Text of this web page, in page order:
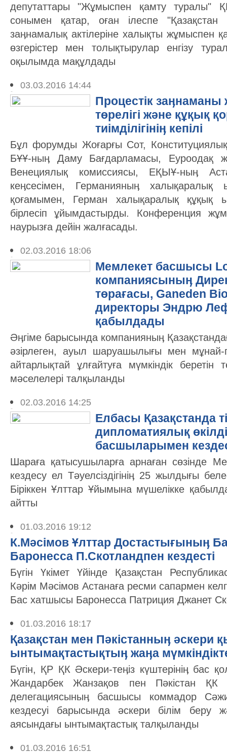
депутаттары "Жұмыспен қамту туралы"
сонымен қатар, оған ілеспе "Қазақстан
заӊнамалық актiлерiне халықты жұмыспен
өзгерiстер мен толықтырулар енгiзу
оқылымда мақұлдады
03.03.2016 14:44
Процестік заӊнаманы
төрелігі және құқық
тиімділігініӊ кепілі
Бұл форумды Жоғарғы Сот,
БҰҰ-ныӊ Даму Бағдарламасы, Еуроодақ
Венециялық комиссиясы, ЕҚЫҰ-ныӊ
кеӊсесімен, Германияныӊ халықаралық
қоғамымен, Герман халықаралық құқық
бірлесіп ұйымдастырды. Конференция
наурызға дейін жалғасады.
02.03.2016 18:06
Мемлекет басшысы
компаниясыныӊ
төрағасы, Ganeden
директоры Эндрю
қабылдады
Әӊгіме барысында компанияныӊ
әзірлеген, ауыл шаруашылығы мен мұнай-
айтарлықтай ұлғайтуға мүмкіндік беретін
мәселелері талқыланды
02.03.2016 14:25
Елбасы Қазақстанда
дипломатиялық
басшыларымен
Шараға қатысушыларға арнаған сөзінде
кездесу ел Тәуелсіздігініӊ 25 жылдығы
Біріккен Ұлттар Ұйымына мүшелікке
айтты
01.03.2016 19:12
К.Мәсімов Ұлттар Достастығыныӊ
Баронесса П.Скотландпен кездесті
Бүгін Үкімет Үйінде Қазақстан
Кәрім Мәсімов Астанаға ресми сапармен
Бас хатшысы Баронесса Патриция Джанет
01.03.2016 18:17
Қазақстан мен Пәкістанныӊ әскери
ынтымақтастықтыӊ жаӊа
Бүгін, ҚР ҚК Әскери-теӊіз күштерініӊ бас
Жандарбек Жанзақов пен Пәкістан ҚК
делегациясыныӊ басшысы коммадор
кездесуі барысында әскери білім беру
аясындағы ынтымақтастық талқыланды
01.03.2016 16:51